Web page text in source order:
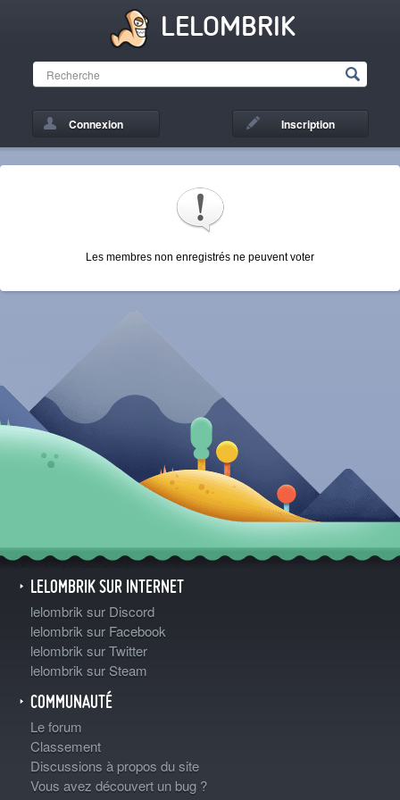
LELOMBRIK
Connexion Inscription
Les membres non enregistrés ne peuvent voter
LELOMBRIK SUR INTERNET
lelombrik sur Discord
lelombrik sur Facebook
lelombrik sur Twitter
lelombrik sur Steam
COMMUNAUTÉ
Le forum
Classement
Discussions à propos du site
Vous avez découvert un bug ?